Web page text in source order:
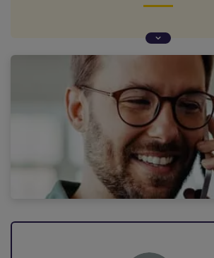
Délai de rétractation d'une
signature : la réponse de notre